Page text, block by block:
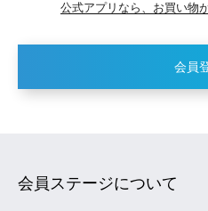
公式アプリなら、お買い物
会員
会員ステージについて